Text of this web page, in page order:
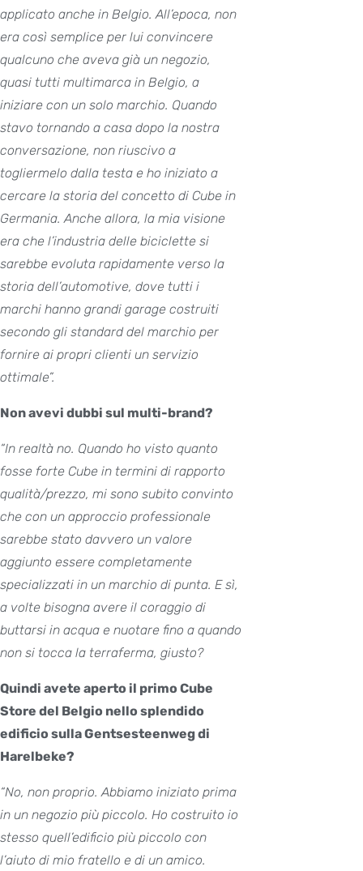
applicato anche in Belgio. All’epoca, non
era così semplice per lui convincere
qualcuno che aveva già un negozio,
quasi tutti multimarca in Belgio, a
iniziare con un solo marchio. Quando
stavo tornando a casa dopo la nostra
conversazione, non riuscivo a
togliermelo dalla testa e ho iniziato a
cercare la storia del concetto di Cube in
Germania. Anche allora, la mia visione
era che l’industria delle biciclette si
sarebbe evoluta rapidamente verso la
storia dell’automotive, dove tutti i
marchi hanno grandi garage costruiti
secondo gli standard del marchio per
fornire ai propri clienti un servizio
ottimale”.
Non avevi dubbi sul multi-brand?
“In realtà no. Quando ho visto quanto
fosse forte Cube in termini di rapporto
qualità/prezzo, mi sono subito convinto
che con un approccio professionale
sarebbe stato davvero un valore
aggiunto essere completamente
specializzati in un marchio di punta. E sì,
a volte bisogna avere il coraggio di
buttarsi in acqua e nuotare fino a quando
non si tocca la terraferma, giusto?
Quindi avete aperto il primo Cube
Store del Belgio nello splendido
edificio sulla Gentsesteenweg di
Harelbeke?
“No, non proprio. Abbiamo iniziato prima
in un negozio più piccolo. Ho costruito io
stesso quell’edificio più piccolo con
l’aiuto di mio fratello e di un amico.